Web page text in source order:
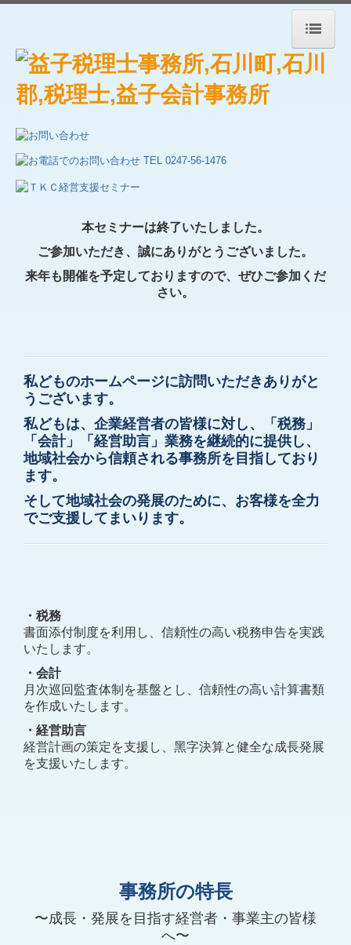
トップ
事務所案内
事務所紹介
交通案内
事務所通信
リンク集
業務案内
採用情報
お問い合わせ
所得税の改正
本セミナーは終了いたしました。
ご参加いただき、誠にありがとうございました。
来年も開催を予定しておりますので、ぜひご参加くだ
さい。
私どものホームページに訪問いただきありがと
うございます。
私どもは、企業経営者の皆様に対し、「税務」
「会計」「経営助言」業務を継続的に提供し、
地域社会から信頼される事務所を目指しており
ます。
そして地域社会の発展のために、お客様を全力
でご支援してまいります。
・税務
書面添付制度を利用し、信頼性の高い税務申告を実践
いたします。
・会計
月次巡回監査体制を基盤とし、信頼性の高い計算書類
を作成いたします。
・経営助⾔
経営計画の策定を⽀援し、⿊字決算と健全な成⻑発展
を⽀援いたします。
事務所の特長
〜成⻑・発展を⽬指す経営者・事業主の皆様
へ〜